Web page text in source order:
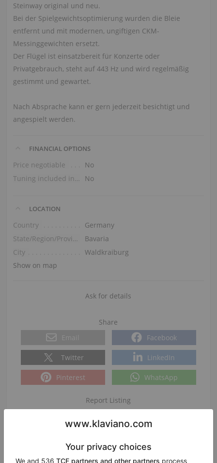
Steinway original und neu.
Bei der Spielgewichtsoptimierung wurden die Bleie
entfernt und mit modernen, ungiftigen CKM-
Messinggewichten ersetzt.
Der Flügel ist einsatzbereit für Konzerte oder
Privatgebrauch, steht auf 443 Hz und wird regelmäßig
gestimmt und gewartet.
Nach Absprache kann er gern jederzeit besichtigt und
angespielt werden.
FINANCIAL OPTIONS
Price negotiable
No
Tuning included in the price
No
LOCATION
Country
Germany
State/Region/Province
Bavaria
City
Waldkraiburg
Show on map
Ask for details
Share
Email
Facebook
Twitter LinkedIn
Pinterest WhatsApp
Report Listing
Date added:2026-07-29 14:02:36|Views: